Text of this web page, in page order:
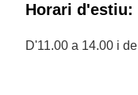
Horari d'estiu:
D'11.00 a 14.00 i